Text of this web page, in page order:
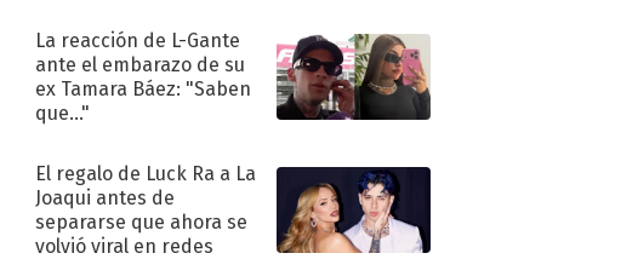
La reacción de L-Gante
ante el embarazo de su
ex Tamara Báez: "Saben
que..."
El regalo de Luck Ra a La
Joaqui antes de
separarse que ahora se
volvió viral en redes